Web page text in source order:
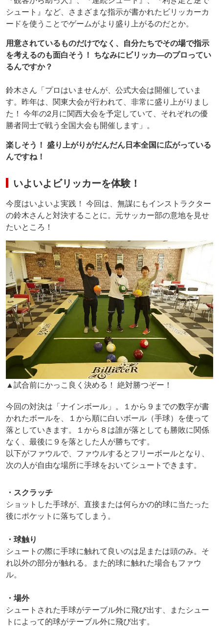
シュート』など、さまざまな指示が書かれたビリッカーカ
ードを使うことでゲームがより盛り上がるのだとか。
用意されているものだけでなく、自分たちでその場で指示
を考えるのも面白そう！ ちなみにビリッカ―のプロってい
るんですか？
鈴木さん「プロはいませんが、公式大会は開催していま
す。昨年は、関東大会が行われて、非常に盛り上がりまし
た！ 今年の2月に関西大会を予定していて、それぞれの優
勝者同士で戦う全国大会も開催します」。
楽しそう！ 盛り上がりがだんだん日本全国に広がっている
んですね！
いよいよビリッカーを体験！
今度はいよいよ実践！ 今回は、無謀にもインストラクター
の鈴木さんと対決することに。元サッカー部の意地を見せ
たいところ！
▲試合前にかっこ良く決める！ 絶対勝つぞー！
今回の対決は「ナインボール」。１から９までの数字が書
かれたボールを、１から順に白いボール（手球）を使って
落としていきます。１から８は誰が落としても勝敗に関係
なく、最後に９を落とした人が勝ちです。
以下がファウルで、ファウルするとフリーボールとなり、
次の人が自由な場所に手球をおいてシュートできます。
・スクラッチ
ショットした手球が、直接または何らかの的球に当たった
後にポケットに落ちてしまう。
・球触り
シュートの際に手球に触れて良いのは足または頭のみ。そ
れ以外の部分が触れる。また的球に触れた場合もファウ
ル。
・場外
シュートされた手球がテーブル外に飛び出す、またシュー
トによって的球がテーブル外に飛び出す。